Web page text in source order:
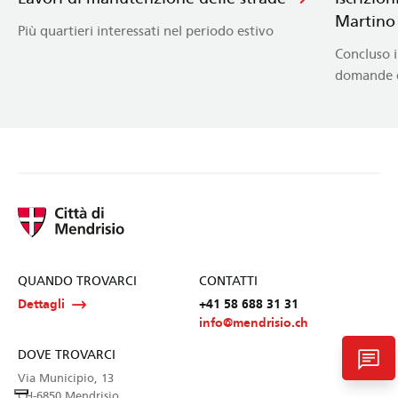
Più quartieri interessati nel periodo estivo
Martino
Concluso
domande
QUANDO TROVARCI
Dettagli
CONTATTI
+41 58 688 31 31
info@mendrisio.ch
DOVE TROVARCI
Via Municipio, 13
chat